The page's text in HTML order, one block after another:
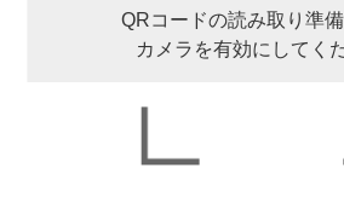
QRコードの読み取り準備
カメラを有効にしてく